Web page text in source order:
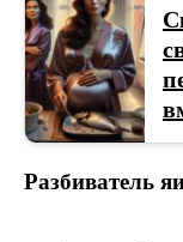
Разбиватель